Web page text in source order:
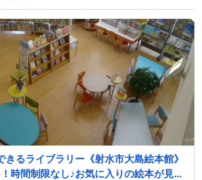
るライブラリー《射水市大島絵本館》
時間制限なし♪お気に入りの絵本が見つ